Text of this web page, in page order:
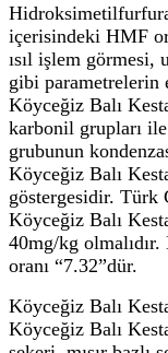
içerisindeki HMF
ısıl işlem görmesi,
gibi
Köyceğiz Balı
karbonil grupları
grubunun
Köyceğiz Balı
göstergesidir. Türk
Köyceğiz Balı
40mg/kg
oranı “7.32”dür.
Köyceğiz Balı
Köyceğiz Balı